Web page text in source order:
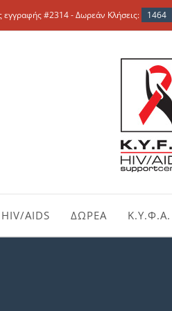
#2314 - Δωρεάν Κλήσεις: 1464
HIV/AIDS ΔΩΡΕΑ Κ.Υ.Φ.Α.